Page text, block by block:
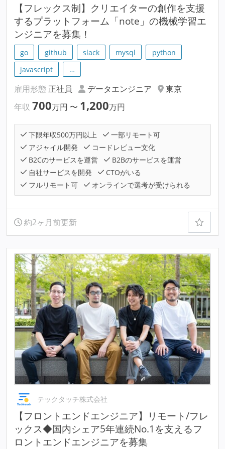
【フレックス制】クリエイターの創作を支援
するプラットフォーム「note」の機械学習エ
ンジニアを募集！
go github slack mysql
python
javascript
…
雇用形態 正社員 データエンジニア
東京
年収 700万円 〜 1,200万円
下限年収500万円以上
一部リモート可
アジャイル開発
コードレビュー文化
B2Cのサービスを運営
B2Bのサービスを運営
自社サービスを開発
CTOがいる
フルリモート可
オンラインで選考が受けられる
約2ヶ月前更新
テックタッチ株式会社
【フロントエンドエンジニア】リモート/フレ
ックス◆国内シェア5年連続No.1を支えるフ
ロントエンドエンジニアを募集